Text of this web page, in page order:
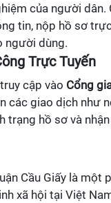
của người dân.
tin, nộp hồ sơ
người dùng.
Trực Tuyến
cập vào Cổng
các giao dịch như
trạng hồ sơ và
Cầu Giấy là một
xã hội tại Việt